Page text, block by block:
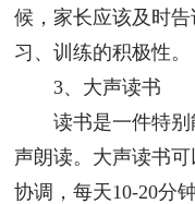
候，家长应该及时
习、训练的积极性。
3、大声读书
读书是一件特别
声朗读。大声读书
协调，每天10-20分